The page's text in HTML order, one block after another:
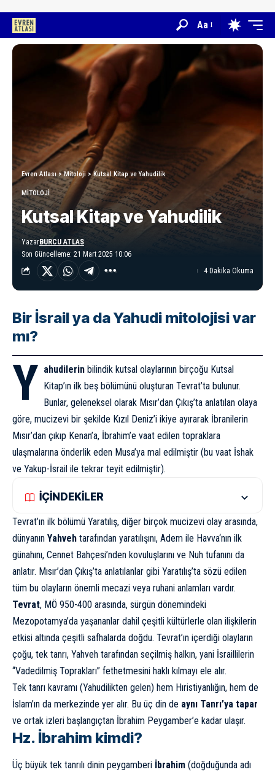
Aa
Evren Atlası >Mitoloji>Kutsal Kitap ve Yahudilik
MITOLOJI
Kutsal Kitap ve Yahudilik
Son Güncelleme: 21 Mart 2025 10:06
YazarBURCU ATLAS
4 Dakika Okuma
Bir İsrail ya da Yahudi mitolojisi var
mı?
Y ahudilerin bilindik kutsal olaylarının birçoğu Kutsal
Kitap’ın ilk beş bölümünü oluşturan Tevrat’ta bulunur.
Bunlar, geleneksel olarak Mısır’dan Çıkış’ta anlatılan olaya
göre, mucizevi bir şekilde Kızıl Deniz’i ikiye ayırarak İbranilerin
Mısır’dan çıkıp Kenan’a, İbrahim’e vaat edilen topraklara
ulaşmalarına önderlik eden Musa’ya mal edilmiştir (bu vaat İshak
ve Yakup-İsrail ile tekrar teyit edilmiştir).
İÇİNDEKİLER
Tevrat’ın ilk bölümü Yaratılış, diğer birçok mucizevi olay arasında,
dünyanın Yahveh tarafından yaratılışını, Adem ile Havva‘nın ilk
günahını, Cennet Bahçesi’nden kovuluşlarını ve Nuh tufanını da
anlatır. Mısır’dan Çıkış’ta anlatılanlar gibi Yaratılış’ta sözü edilen
tüm bu olayların önemli mecazi veya ruhani anlamları vardır.
Tevrat, MÖ 950-400 arasında, sürgün dönemindeki
Mezopotamya’da yaşananlar dahil çeşitli kültürlerle olan ilişkilerin
etkisi altında çeşitli safhalarda doğdu. Tevrat’ın içerdiği olayların
çoğu, tek tanrı, Yahveh tarafından seçilmiş halkın, yani İsraillilerin
“Vadedilmiş Toprakları” fethetmesini haklı kılmayı ele alır.
Tek tanrı kavramı (Yahudilikten gelen) hem Hıristiyanlığın, hem de
İslam’ın da merkezinde yer alır. Bu üç din de aynı Tanrı’ya tapar
ve ortak izleri başlangıçtan İbrahim Peygamber’e kadar ulaşır.
Hz. İbrahim kimdi?
Üç büyük tek tanrılı dinin peygamberi İbrahim (doğduğunda adı